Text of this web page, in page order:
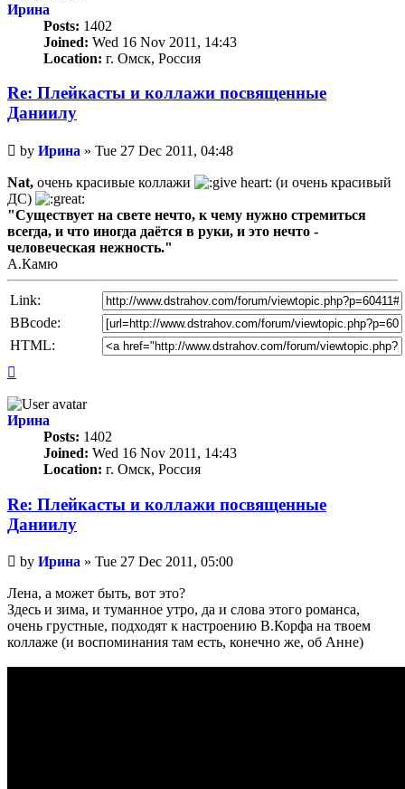
Ирина
Posts: 1402
Joined: Wed 16 Nov 2011, 14:43
Location: г. Омск, Россия
Re: Плейкасты и коллажи посвященные
Даниилу
Unread
post
by Ирина » Tue 27 Dec 2011, 04:48
Nat, очень красивые коллажи
(и очень красивый
ДС)
"Существует на свете нечто, к чему нужно стремиться
всегда, и что иногда даётся в руки, и это нечто -
человеческая нежность."
А.Камю
Link:
BBcode:
HTML:
Ирина
Posts: 1402
Joined: Wed 16 Nov 2011, 14:43
Location: г. Омск, Россия
Re: Плейкасты и коллажи посвященные
Даниилу
Unread
post
by Ирина » Tue 27 Dec 2011, 05:00
Лена, а может быть, вот это?
Здесь и зима, и туманное утро, да и слова этого романса,
очень грустные, подходят к настроению В.Корфа на твоем
коллаже (и воспоминания там есть, конечно же, об Анне)